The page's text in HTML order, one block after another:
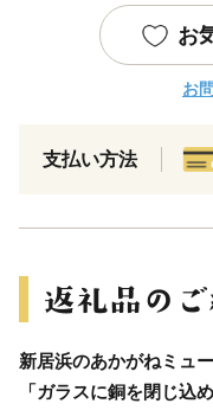
お
お
支払い方法
新居浜のあかがねミュ
「ガラスに銅を閉じ込